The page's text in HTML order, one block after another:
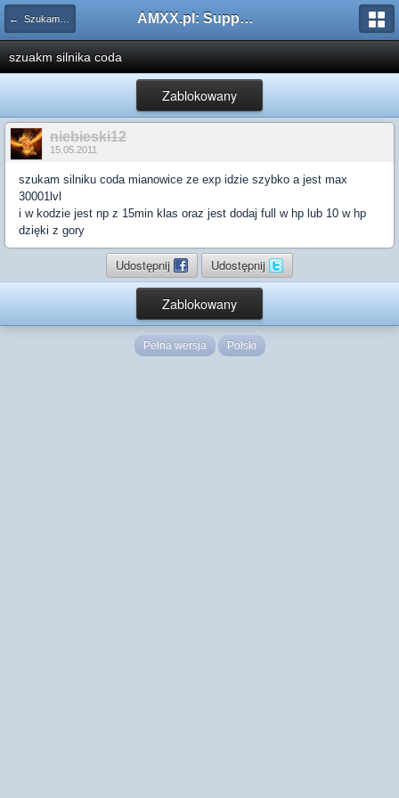
← Szukam pluginu AMXX.pl: Support AMX Mod X i SourceMod
szuakm silnika coda
Zablokowany
niebieski12
15.05.2011
szukam silniku coda mianowice ze exp idzie szybko a jest max
30001lvl
i w kodzie jest np z 15min klas oraz jest dodaj full w hp lub 10 w hp
dzięki z gory
Udostępnij Udostępnij
Zablokowany
Pełna wersja Polski